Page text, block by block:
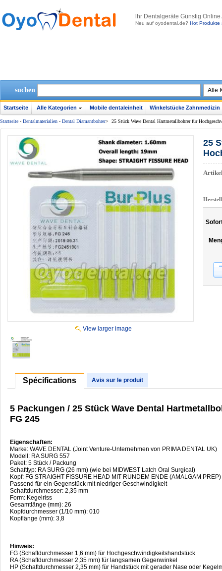
lhr Dentalgeräte Günstig
Neu auf oyodental.de? Hot Produkte
suchen
Startseite Alle Kategorien Mobile dentaleinheit Winkelstücke Zahnmedizin
Startseite - Dentalmaterialien - Dental Diamantbohrer> 25 Stück Wave Dental Hartmetallbohrer für
View larger image
25
Spécifications Avis sur le produit
5 Packungen / 25 Stück Wave Dental
FG 245
Eigenschaften:
Marke: WAVE DENTAL (Joint Venture-Unternehmen von PRIMA DENTAL UK)
Modell: RA SURG 557
Paket: 5 Stück / Packung
Schafttyp: RA SURG (26 mm) (wie bei MIDWEST Latch Oral Surgical)
Kopf: FG STRAIGHT FISSURE HEAD MIT RUNDEM ENDE (AMALGAM PREP)
Passend für ein Gegenstück mit niedriger Geschwindigkeit
Schaftdurchmesser: 2,35 mm
Form: Kegelriss
Gesamtlänge (mm): 26
Kopfdurchmesser (1/10 mm): 010
Kopflänge (mm): 3,8
Hinweis:
FG (Schaftdurchmesser 1,6 mm) für Hochgeschwindigkeitshandstück
RA (Schaftdurchmesser 2,35 mm) für langsamen Gegenwinkel
HP (Schaftdurchmesser 2,35 mm) für Handstück mit gerader Nase oder